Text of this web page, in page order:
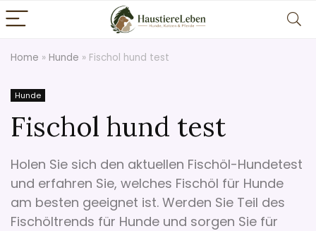
Home » Hunde » Fischol hund test
Hunde
Fischol hund test
Holen Sie sich den aktuellen Fischöl-Hundetest
und erfahren Sie, welches Fischöl für Hunde
am besten geeignet ist. Werden Sie Teil des
Fischöltrends für Hunde und sorgen Sie für